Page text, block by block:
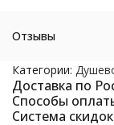
Отзывы
Категории:
Доставка по
Способы
Система скидок